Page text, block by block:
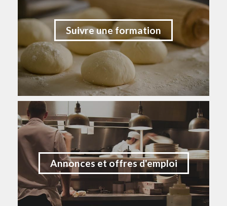
Suivre une formation
Annonces et offres d'emploi